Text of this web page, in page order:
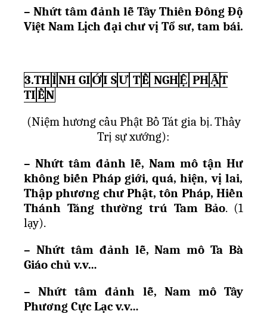
– Nhứt tâm đảnh lễ Tây Thiên Đông Độ
Việt Nam Lịch đại chưvị Tổ sư, tam bái.
3.THỈNH GIỚI SƯ TỀ NGHỆ PHẬT
TIỀN
(Niệm hương cầu Phật BồTát gia bị. Thầy
Trị sựxướng):
– Nhứt tâm đảnh lễ, Nam mô tận Hư
không biến Pháp giới, quá, hiện, vịlai,
Thập phương chưPhật, tôn Pháp, Hiền
Thánh Tăng thường trú Tam Bảo. (1
lạy).
– Nhứt tâm đảnh lễ, Nam mô Ta Bà
Giáo chủ v.v…
– Nhứt tâm đảnh lễ, Nam mô Tây
Phương Cực Lạc v.v…